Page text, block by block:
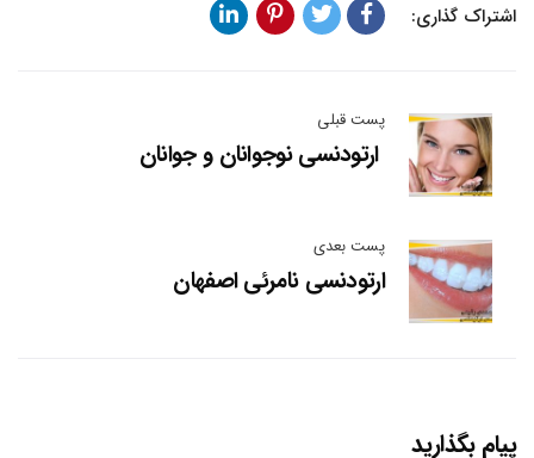
اشتراک گذاری:
پست قبلی
ارتودنسی نوجوانان و جوانان
پست بعدی
ارتودنسی نامرئی اصفهان
پیام بگذارید